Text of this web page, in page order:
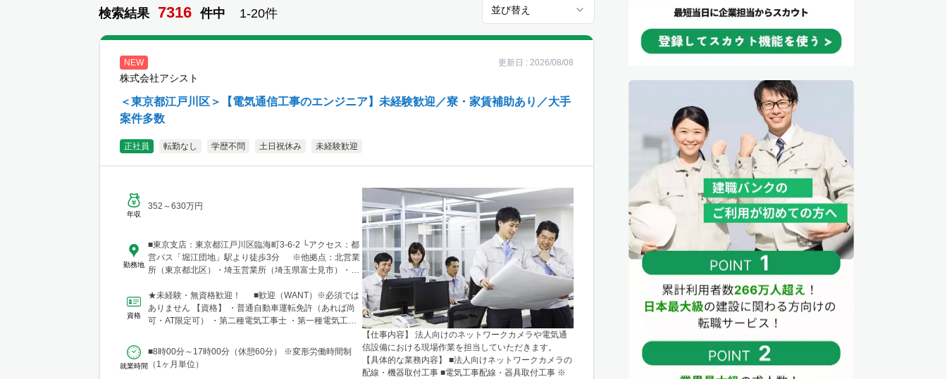
検索結果 7316 件中 1-20件 並び替え
NEW 更新日 : 2026/08/08
株式会社アシスト
＜東京都江戸川区＞【電気通信工事のエンジニア】未経験歓迎／寮・家賃補助あり／大手
案件多数
正社員 転勤なし 学歴不問 土日祝休み 未経験歓迎
年収
352～630万円
勤務地
■東京支店：東京都江戸川区臨海町3-6-2 └アクセス：都
営バス「堀江団地」駅より徒歩3分 ※他拠点：北営業
所（東京都北区）・埼玉営業所（埼玉県富士見市）・北
資格
★未経験・無資格歓迎！ ■歓迎（WANT）※必須では
ありません 【資格】 ・普通自動車運転免許（あれば尚
可・AT限定可） ・第二種電気工事士 ・第一種電気工事
就業時間
■8時00分～17時00分（休憩60分） ※変形労働時間制
（1ヶ月単位）
【仕事内容】 法人向けのネットワークカメラや電気通
信設備における現場作業を担当していただきます。
【具体的な業務内容】 ■法人向けネットワークカメラの
配線・機器取付工事 ■電気工事配線・器具取付工事 ※